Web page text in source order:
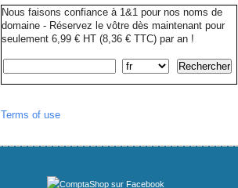
Nous faisons confiance à 1&1 pour nos noms de
domaine - Réservez le vôtre dès maintenant pour
seulement 6,99 € HT (8,36 € TTC) par an !
Terms of use